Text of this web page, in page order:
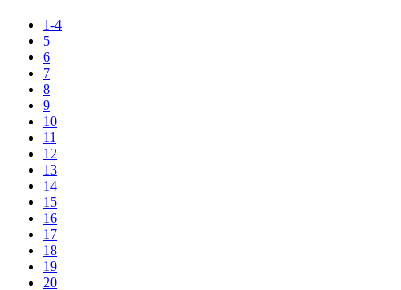
1-4
5
6
7
8
9
10
11
12
13
14
15
16
17
18
19
20